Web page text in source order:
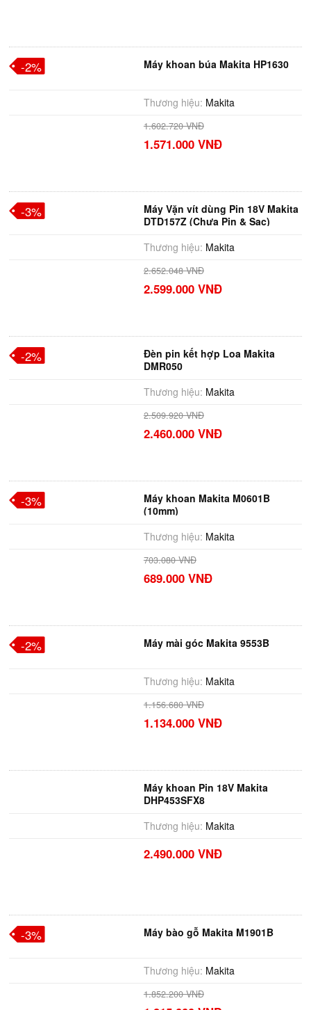
Máy khoan búa Makita HP1630
Thương hiệu: Makita
1.602.720 VNĐ
1.571.000 VNĐ
-2%
Máy Vặn vít dùng Pin 18V Makita
DTD157Z (Chưa Pin & Sạc)
Thương hiệu: Makita
2.652.048 VNĐ
2.599.000 VNĐ
-3%
Đèn pin kết hợp Loa Makita
DMR050
Thương hiệu: Makita
2.509.920 VNĐ
2.460.000 VNĐ
-2%
Máy khoan Makita M0601B
(10mm)
Thương hiệu: Makita
703.080 VNĐ
689.000 VNĐ
-3%
Máy mài góc Makita 9553B
Thương hiệu: Makita
1.156.680 VNĐ
1.134.000 VNĐ
-2%
Máy khoan Pin 18V Makita
DHP453SFX8
Thương hiệu: Makita
2.490.000 VNĐ
Máy bào gỗ Makita M1901B
Thương hiệu: Makita
1.852.200 VNĐ
-3%